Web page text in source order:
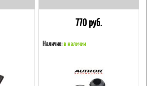
770 pуб.
Наличие: в наличии